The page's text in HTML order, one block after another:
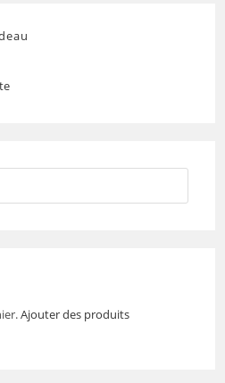
Ajouter des produits